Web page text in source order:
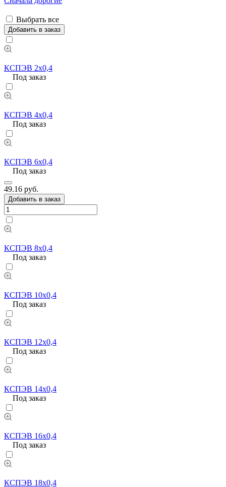
Выбрать все
Добавить в заказ
КСПЭВ 2х0,4
Под заказ
КСПЭВ 4х0,4
Под заказ
КСПЭВ 6х0,4
Под заказ
49.16 руб.
Добавить в заказ
КСПЭВ 8х0,4
Под заказ
КСПЭВ 10х0,4
Под заказ
КСПЭВ 12х0,4
Под заказ
КСПЭВ 14х0,4
Под заказ
КСПЭВ 16х0,4
Под заказ
КСПЭВ 18х0,4